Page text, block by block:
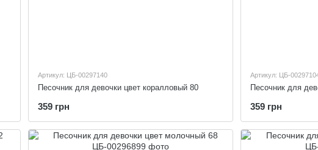
Артикул: ЦБ-00297140
Песочник для девочки цвет коралловый 80
359 грн
Артикул: ЦБ-
Песочник для
359 грн